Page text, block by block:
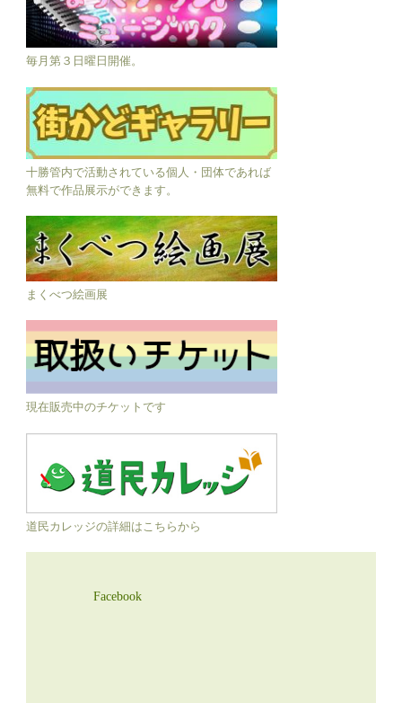
毎月第３日曜日開催。
十勝管内で活動されている個人・団体であれば
無料で作品展示ができます。
まくべつ絵画展
現在販売中のチケットです
道民カレッジの詳細はこちらから
Facebook